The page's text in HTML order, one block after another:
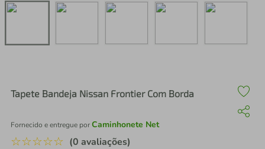
Tapete Bandeja Nissan Frontier Com Borda
Fornecido e entregue porCaminhonete Net
☆☆☆☆☆ (0 avaliações)
perfume